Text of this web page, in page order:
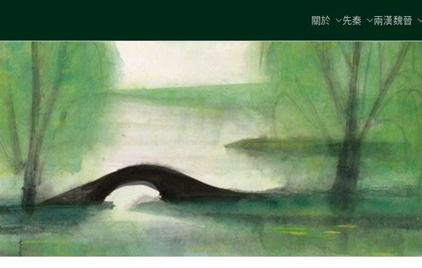
content
中國古典文學
關於 先秦 兩漢魏晉